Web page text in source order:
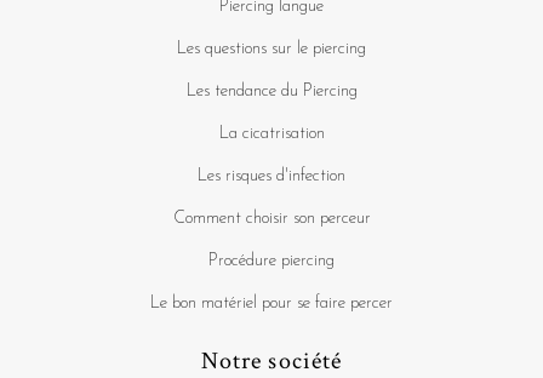
Piercing langue
Les questions sur le piercing
Les tendance du Piercing
La cicatrisation
Les risques d'infection
Comment choisir son perceur
Procédure piercing
Le bon matériel pour se faire percer
Notre société